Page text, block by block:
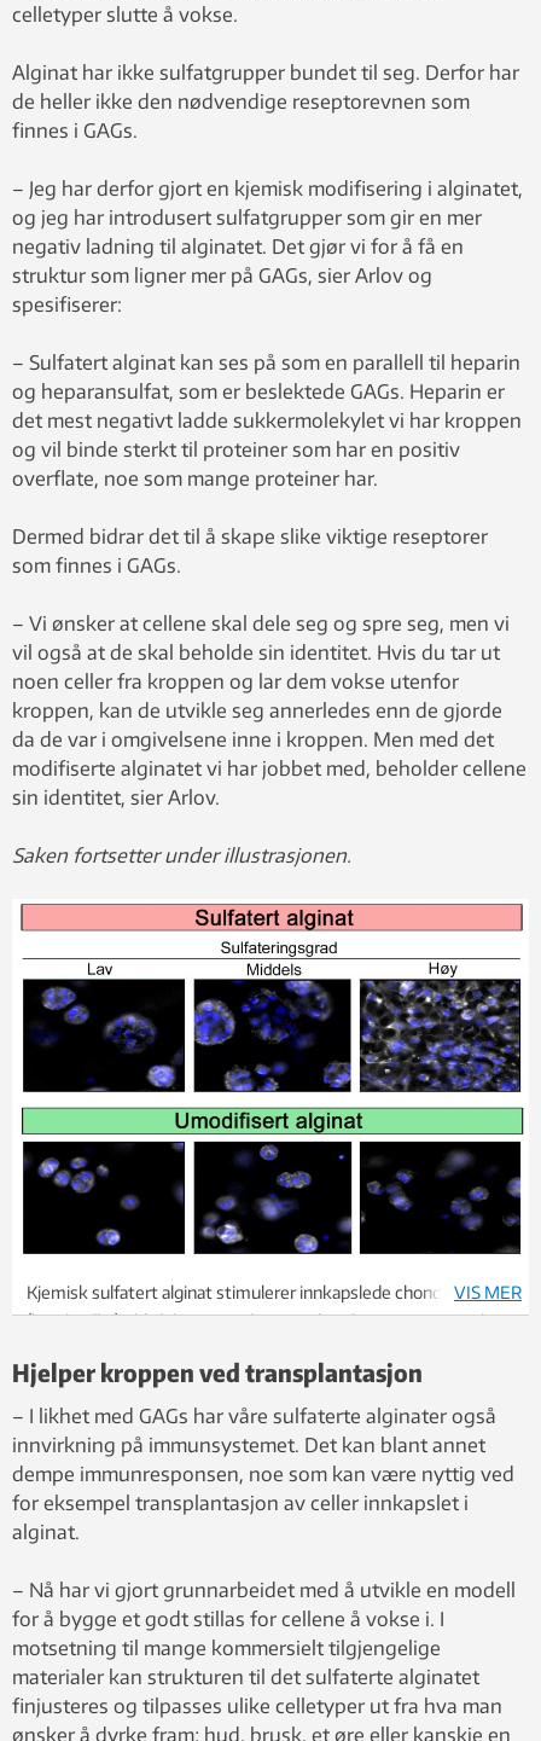
celletyper slutte å vokse.
Alginat har ikke sulfatgrupper bundet til seg. Derfor har
de heller ikke den nødvendige reseptorevnen som
finnes i GAGs.
– Jeg har derfor gjort en kjemisk modifisering i alginatet,
og jeg har introdusert sulfatgrupper som gir en mer
negativ ladning til alginatet. Det gjør vi for å få en
struktur som ligner mer på GAGs, sier Arlov og
spesifiserer:
– Sulfatert alginat kan ses på som en parallell til heparin
og heparansulfat, som er beslektede GAGs. Heparin er
det mest negativt ladde sukkermolekylet vi har kroppen
og vil binde sterkt til proteiner som har en positiv
overflate, noe som mange proteiner har.
Dermed bidrar det til å skape slike viktige reseptorer
som finnes i GAGs.
– Vi ønsker at cellene skal dele seg og spre seg, men vi
vil også at de skal beholde sin identitet. Hvis du tar ut
noen celler fra kroppen og lar dem vokse utenfor
kroppen, kan de utvikle seg annerledes enn de gjorde
da de var i omgivelsene inne i kroppen. Men med det
modifiserte alginatet vi har jobbet med, beholder cellene
sin identitet, sier Arlov.
Saken fortsetter under illustrasjonen.
Kjemisk sulfatert alginat stimulerer innkapslede chondrocytter
(bruskceller) til å dele seg og danne ny brusk, i motsetning til
VIS MER
Hjelper kroppen ved transplantasjon
– I likhet med GAGs har våre sulfaterte alginater også
innvirkning på immunsystemet. Det kan blant annet
dempe immunresponsen, noe som kan være nyttig ved
for eksempel transplantasjon av celler innkapslet i
alginat.
– Nå har vi gjort grunnarbeidet med å utvikle en modell
for å bygge et godt stillas for cellene å vokse i. I
motsetning til mange kommersielt tilgjengelige
materialer kan strukturen til det sulfaterte alginatet
finjusteres og tilpasses ulike celletyper ut fra hva man
ønsker å dyrke fram; hud, brusk, et øre eller kanskje en